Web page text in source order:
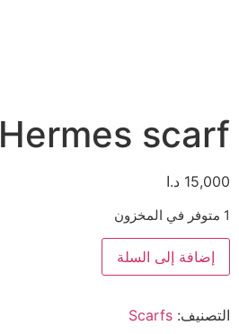
Hermes scarf
15,000 د.ا
1 متوفر في المخزون
إضافة إلى السلة
التصنيف: Scarfs